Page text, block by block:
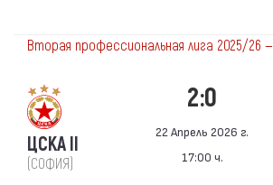
Вторая профессиональная лига 2025/26 —
ЦСКА II
(СОФИЯ)
2:0
22 Апрель 2026 г.
17:00 ч.